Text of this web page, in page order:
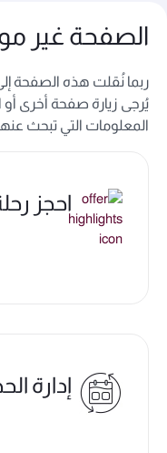
الصفحة غير
ربما نُقلت هذه الصفحة
يُرجى زيارة صفحة أخرى أو
المعلومات التي تبحث
احجز
إدارة